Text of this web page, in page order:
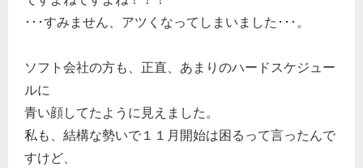
･･･すみません、アツくなってしまいました･･･。
ソフト会社の方も、正直、あまりのハードスケジュー
ルに
青い顔してたように見えました。
私も、結構な勢いで１１月開始は困るって言ったんで
すけど、